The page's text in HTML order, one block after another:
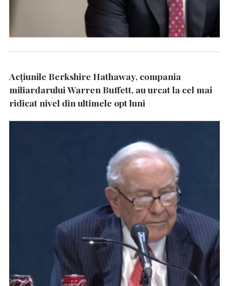
Acțiunile Berkshire Hathaway, compania
miliardarului Warren Buffett, au urcat la cel mai
ridicat nivel din ultimele opt luni